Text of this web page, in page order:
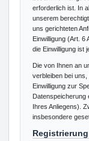
erforderlich ist. In
unserem
uns gerichteten
Einwilligung (Art. 6
die Einwilligung ist
Die von Ihnen an
verbleiben bei
Einwilligung zur
Datenspeicherung
Ihres Anliegens).
insbesondere